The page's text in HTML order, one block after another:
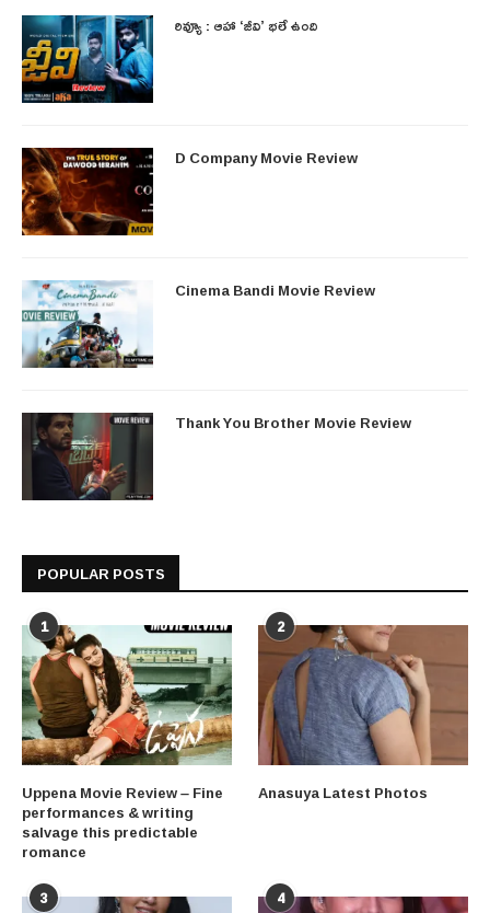
రివ్యూ : ఆహా ‘జీవి’ భలే ఉంది
D Company Movie Review
Cinema Bandi Movie Review
Thank You Brother Movie Review
POPULAR POSTS
1
Uppena Movie Review – Fine
performances & writing
salvage this predictable
romance
2
Anasuya Latest Photos
3 4